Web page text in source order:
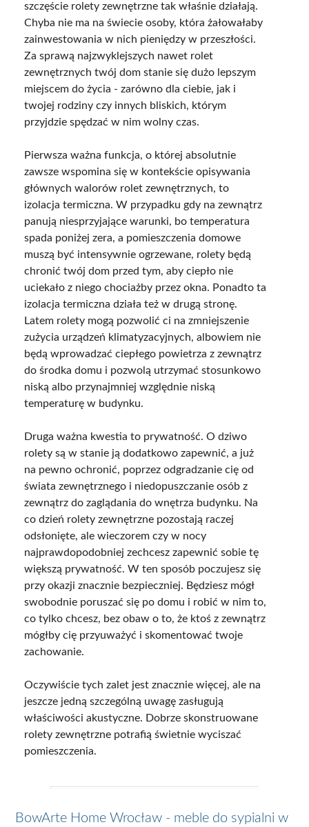
szczęście rolety zewnętrzne tak właśnie działają.
Chyba nie ma na świecie osoby, która żałowałaby
zainwestowania w nich pieniędzy w przeszłości.
Za sprawą najzwyklejszych nawet rolet
zewnętrznych twój dom stanie się dużo lepszym
miejscem do życia - zarówno dla ciebie, jak i
twojej rodziny czy innych bliskich, którym
przyjdzie spędzać w nim wolny czas.
Pierwsza ważna funkcja, o której absolutnie
zawsze wspomina się w kontekście opisywania
głównych walorów rolet zewnętrznych, to
izolacja termiczna. W przypadku gdy na zewnątrz
panują niesprzyjające warunki, bo temperatura
spada poniżej zera, a pomieszczenia domowe
muszą być intensywnie ogrzewane, rolety będą
chronić twój dom przed tym, aby ciepło nie
uciekało z niego chociażby przez okna. Ponadto ta
izolacja termiczna działa też w drugą stronę.
Latem rolety mogą pozwolić ci na zmniejszenie
zużycia urządzeń klimatyzacyjnych, albowiem nie
będą wprowadzać ciepłego powietrza z zewnątrz
do środka domu i pozwolą utrzymać stosunkowo
niską albo przynajmniej względnie niską
temperaturę w budynku.
Druga ważna kwestia to prywatność. O dziwo
rolety są w stanie ją dodatkowo zapewnić, a już
na pewno ochronić, poprzez odgradzanie cię od
świata zewnętrznego i niedopuszczanie osób z
zewnątrz do zaglądania do wnętrza budynku. Na
co dzień rolety zewnętrzne pozostają raczej
odsłonięte, ale wieczorem czy w nocy
najprawdopodobniej zechcesz zapewnić sobie tę
większą prywatność. W ten sposób poczujesz się
przy okazji znacznie bezpieczniej. Będziesz mógł
swobodnie poruszać się po domu i robić w nim to,
co tylko chcesz, bez obaw o to, że ktoś z zewnątrz
mógłby cię przyuważyć i skomentować twoje
zachowanie.
Oczywiście tych zalet jest znacznie więcej, ale na
jeszcze jedną szczególną uwagę zasługują
właściwości akustyczne. Dobrze skonstruowane
rolety zewnętrzne potrafią świetnie wyciszać
pomieszczenia.
BowArte Home Wrocław - meble do sypialni w